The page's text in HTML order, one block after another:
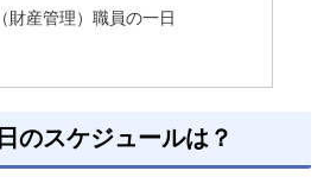
財産管理）職員の一日
のスケジュールは？